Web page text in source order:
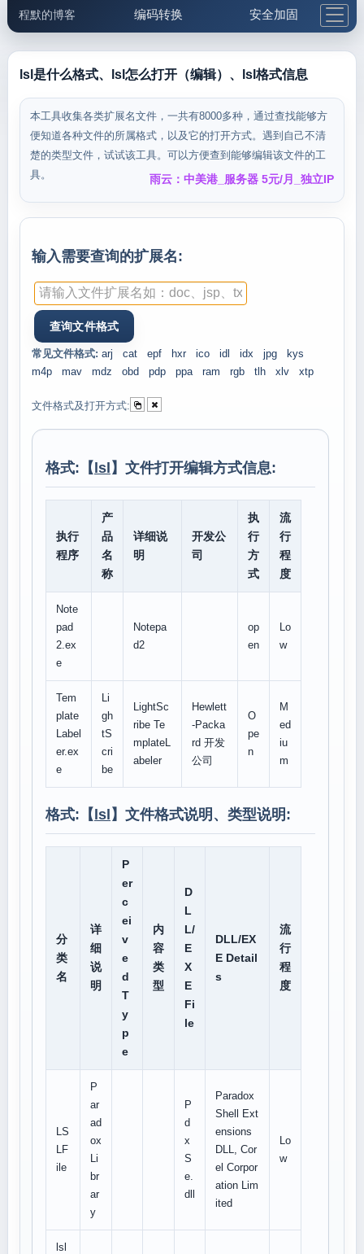
程默的博客 编码转换 安全加固
邮件工具 生活便民 更多工具
5.1支付宝大红包
lsl是什么格式、lsl怎么打开（编辑）、lsl格式信息
本工具收集各类扩展名文件，一共有8000多种，通过查找能够方
便知道各种文件的所属格式，以及它的打开方式。遇到自己不清
楚的类型文件，试试该工具。可以方便查到能够编辑该文件的工
具。
雨云：中美港_服务器 5元/月_独立IP
输入需要查询的扩展名:
常见文件格式: arj cat epf hxr ico idl idx jpg
kys
m4p
mav mdz obd pdp ppa ram rgb tlh xlv xtp
文件格式及打开方式:
格式:【 lsl 】文件打开编辑方式信息:
执行
程序
产
品
名
称
详细说
明
开发公
司
执
行
方
式
流
行
程
度
Note
pad
2.ex
e
Notepa
d2
op
en
Lo
w
Tem
plate
Label
er.ex
e
Li
gh
tS
cri
be
LightSc
ribe Te
mplateL
abeler
Hewlett
-Packa
rd 开发
公司
O
pe
n
M
ed
iu
m
格式:【 lsl 】文件格式说明、类型说明:
分
类
名
详
细
说
明
P
er
c
ei
v
e
d
T
y
p
e
内
容
类
型
D
L
L/
E
X
E
Fi
le
DLL/EX
E Detail
s
流
行
程
度
LS
LF
ile
P
ar
ad
ox
Li
br
ar
y
P
d
x
S
e.
dll
Paradox
Shell Ext
ensions
DLL, Cor
el Corpor
ation Lim
ited
Lo
w
lsl